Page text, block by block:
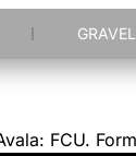
GRAVEL
FCU.